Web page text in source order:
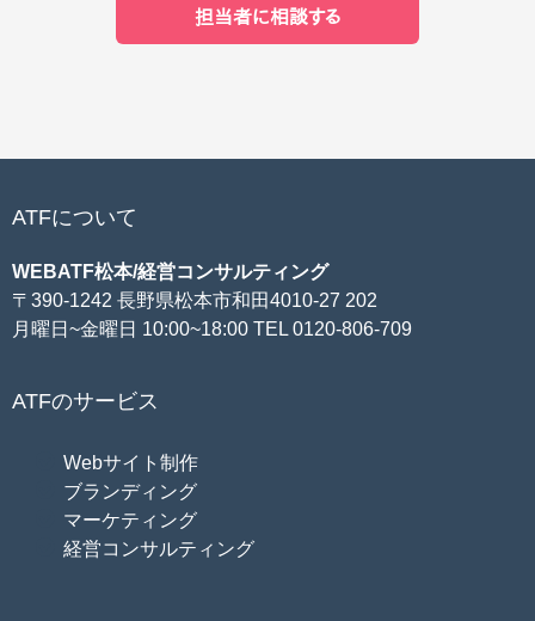
ATFについて
WEBATF松本/経営コンサルティング
〒390-1242 長野県松本市和田4010-27 202
月曜日~金曜日 10:00~18:00 TEL 0120-806-709
ATFのサービス
Webサイト制作
ブランディング
マーケティング
経営コンサルティング